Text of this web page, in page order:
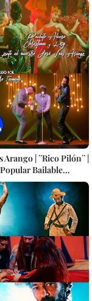
| ¨Rico Pilón¨ |
Bailable